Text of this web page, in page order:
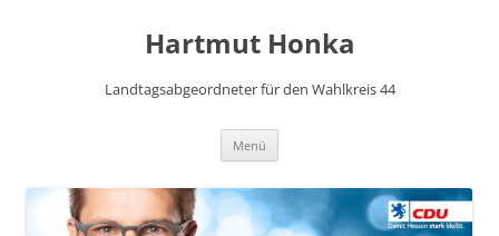
Hartmut Honka
Landtagsabgeordneter für den Wahlkreis 44
Menü